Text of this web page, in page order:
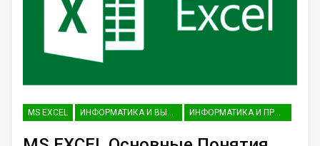
MS EXCEL